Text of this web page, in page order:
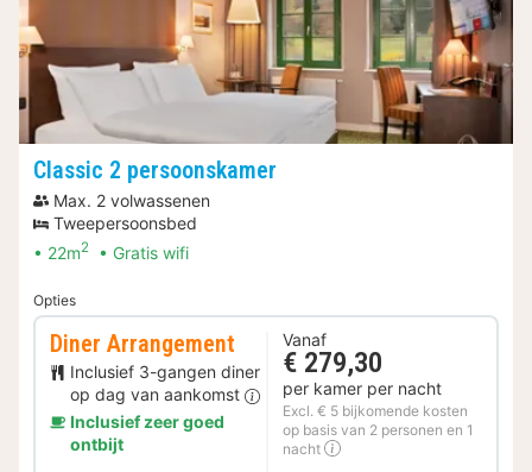
Classic 2 persoonskamer
Max. 2 volwassenen
Tweepersoonsbed
22m2 Gratis wifi
Opties
Diner Arrangement
Inclusief 3-gangen diner
op dag van aankomst
Inclusief zeer goed
ontbijt
Vanaf
€ 279,30
per kamer per nacht
Excl. € 5 bijkomende kosten
op basis van 2 personen en 1
nacht